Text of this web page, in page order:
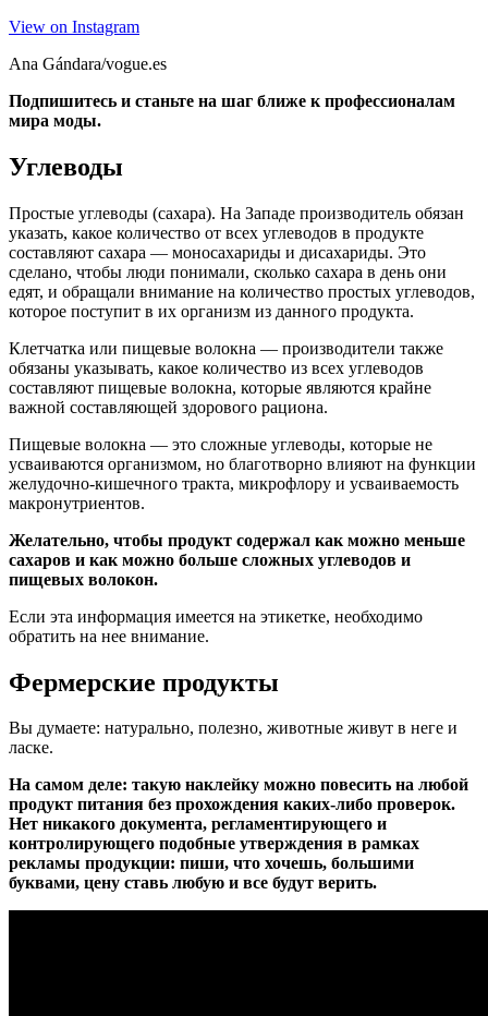
View on Instagram
Ana Gándara/vogue.es
Подпишитесь и станьте на шаг ближе к профессионалам
мира моды.
Углеводы
Простые углеводы (сахара). На Западе производитель обязан
указать, какое количество от всех углеводов в продукте
составляют сахара — моносахариды и дисахариды. Это
сделано, чтобы люди понимали, сколько сахара в день они
едят, и обращали внимание на количество простых углеводов,
которое поступит в их организм из данного продукта.
Клетчатка или пищевые волокна — производители также
обязаны указывать, какое количество из всех углеводов
составляют пищевые волокна, которые являются крайне
важной составляющей здорового рациона.
Пищевые волокна — это сложные углеводы, которые не
усваиваются организмом, но благотворно влияют на функции
желудочно-кишечного тракта, микрофлору и усваиваемость
макронутриентов.
Желательно, чтобы продукт содержал как можно меньше
сахаров и как можно больше сложных углеводов и
пищевых волокон.
Если эта информация имеется на этикетке, необходимо
обратить на нее внимание.
Фермерские продукты
Вы думаете: натурально, полезно, животные живут в неге и
ласке.
На самом деле: такую наклейку можно повесить на любой
продукт питания без прохождения каких-либо проверок.
Нет никакого документа, регламентирующего и
контролирующего подобные утверждения в рамках
рекламы продукции: пиши, что хочешь, большими
буквами, цену ставь любую и все будут верить.